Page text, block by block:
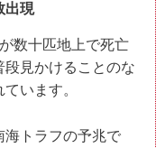
出現
数十匹地上で死亡
段見かけることのな
います。
海トラフの予兆で